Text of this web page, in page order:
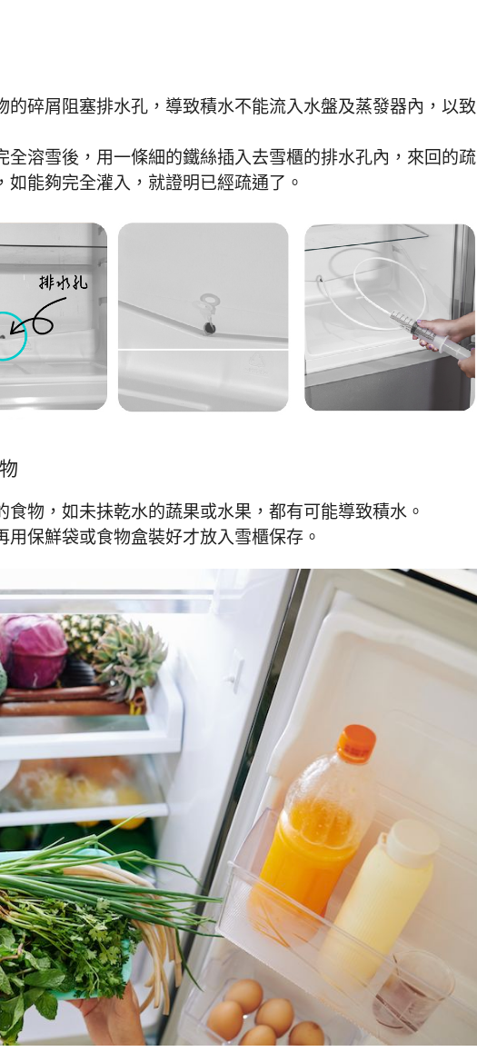
的碎屑阻塞排水孔，導致積水不能流入水盤及蒸發器內，以致
全溶雪後，用一條細的鐵絲插入去雪櫃的排水孔內，來回的疏
能夠完全灌入，就證明已經疏通了。
物，如未抺乾水的蔬果或水果，都有可能導致積水。
保鮮袋或食物盒裝好才放入雪櫃保存。